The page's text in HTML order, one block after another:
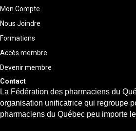
Mon Compte
Nous Joindre
Formations
Accès membre
Devenir membre
Contact
La Fédération des pharmaciens du
organisation unificatrice qui regroupe
pharmaciens du Québec peu importe